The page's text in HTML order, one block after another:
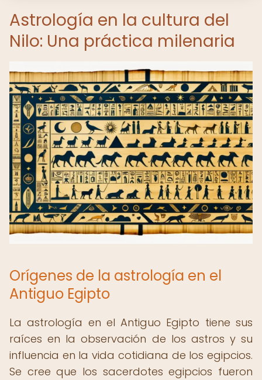
Astrología en la cultura del
Nilo: Una práctica milenaria
Orígenes de la astrología en el
Antiguo Egipto
La astrología en el Antiguo Egipto tiene sus
raíces en la observación de los astros y su
influencia en la vida cotidiana de los egipcios.
Se cree que los sacerdotes egipcios fueron